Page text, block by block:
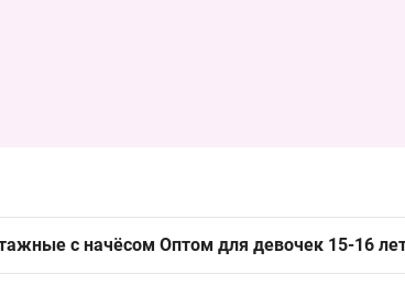
с начёсом Оптом для девочек 15-16